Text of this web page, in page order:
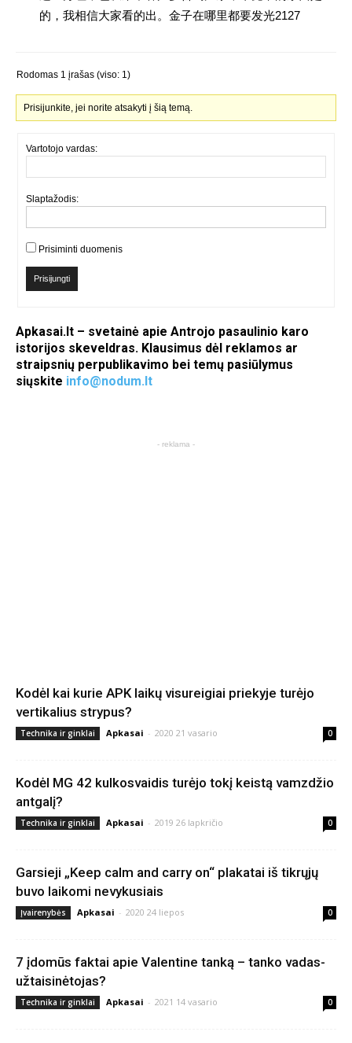
的，我相信大家看的出。金子在哪里都要发光2127
Rodomas 1 įrašas (viso: 1)
Prisijunkite, jei norite atsakyti į šią temą.
Vartotojo vardas:
Slaptažodis:
Prisiminti duomenis
Prisijungti
Apkasai.lt – svetainė apie Antrojo pasaulinio karo
istorijos skeveldras. Klausimus dėl reklamos ar
straipsnių perpublikavimo bei temų pasiūlymus
siųskite info@nodum.lt
- reklama -
Kodėl kai kurie APK laikų visureigiai priekyje turėjo
vertikalius strypus?
Technika ir ginklai Apkasai - 2020 21 vasario 0
Kodėl MG 42 kulkosvaidis turėjo tokį keistą vamzdžio
antgalį?
Technika ir ginklai Apkasai - 2019 26 lapkričio 0
Garsieji „Keep calm and carry on“ plakatai iš tikrųjų
buvo laikomi nevykusiais
Įvairenybės Apkasai - 2020 24 liepos 0
7 įdomūs faktai apie Valentine tanką – tanko vadas-
užtaisinėtojas?
Technika ir ginklai Apkasai - 2021 14 vasario 0